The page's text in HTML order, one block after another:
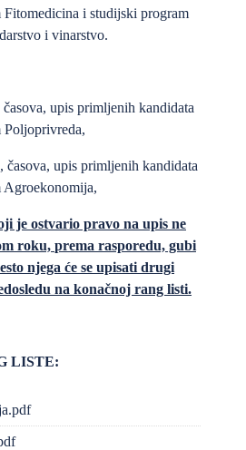
Fitomedicina i studijski program
i vinarstvo.
časova, upis primljenih kandidata
Poljoprivreda,
, časova, upis primljenih kandidata
Agroekonomija,
je ostvario pravo na upis ne
roku, prema rasporedu, gubi
njega će se upisati drugi
na konačnoj rang listi.
LISTE: